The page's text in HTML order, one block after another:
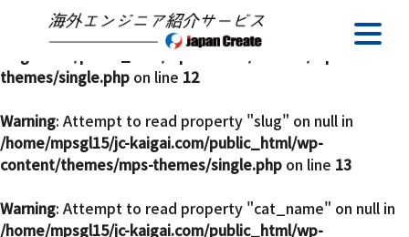
Warning: Undefined array key 0 in/home/mpsgl15/jc-
kaigai.com/public_html/wp-content/themes/mps-
themes/single.php on line 12
Warning: Attempt to read property "slug" on null in
/home/mpsgl15/jc-kaigai.com/public_html/wp-
content/themes/mps-themes/single.php on line 13
Warning: Attempt to read property "cat_name" on null in
/home/mpsgl15/jc-kaigai.com/public_html/wp-